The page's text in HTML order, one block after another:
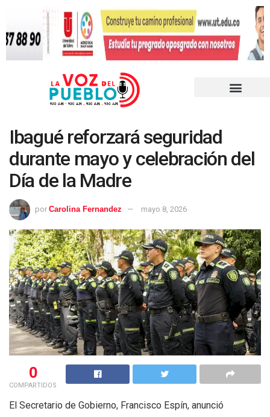
Ibagué reforzará seguridad
durante mayo y celebración del
Día de la Madre
por Carolina Fernandez mayo 8, 2026
0
COMPARTIDOS
El Secretario de Gobierno, Francisco Espín, anunció